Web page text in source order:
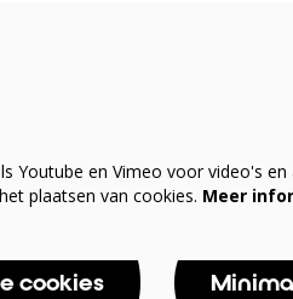
Youtube en Vimeo voor video's
plaatsen van cookies. Meer
cookies